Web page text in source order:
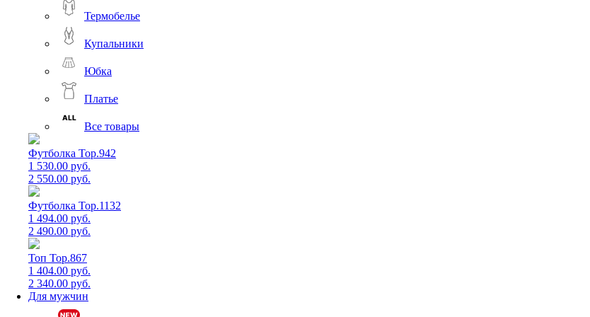
Термобелье
Купальники
Юбка
Платье
Все товары
Футболка Top.942
1 530.00 руб.
2 550.00 руб.
Футболка Top.1132
1 494.00 руб.
2 490.00 руб.
Топ Top.867
1 404.00 руб.
2 340.00 руб.
Для мужчин